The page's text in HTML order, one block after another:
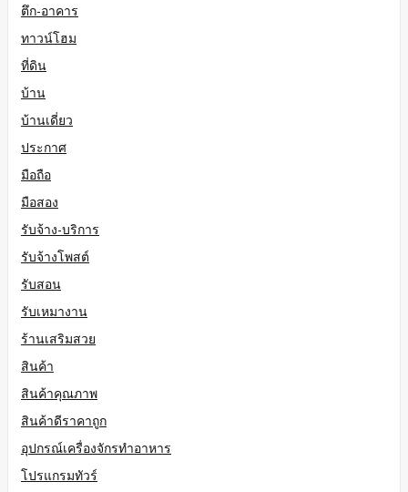
ตึก-อาคาร
ทาวน์โฮม
ที่ดิน
บ้าน
บ้านเดี่ยว
ประกาศ
มือถือ
มือสอง
รับจ้าง-บริการ
รับจ้างโพสต์
รับสอน
รับเหมางาน
ร้านเสริมสวย
สินค้า
สินค้าคุณภาพ
สินค้าดีราคาถูก
อุปกรณ์เครื่องจักรทำอาหาร
โปรแกรมทัวร์